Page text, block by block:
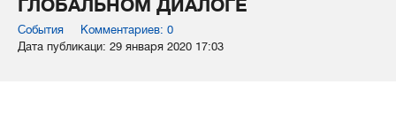
ГЛОБАЛЬНОМ ДИАЛОГЕ
События
Комментариев: 0
Дата публикаци: 29 января 2020 17:03